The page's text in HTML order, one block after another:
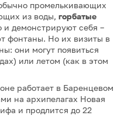
промелькивающих
из воды, горбатые
демонстрируют себя –
фонтаны. Но их визиты в
они могут появиться
или летом (как в этом
работает в Баренцевом
на архипелагах Новая
и продлится до 22